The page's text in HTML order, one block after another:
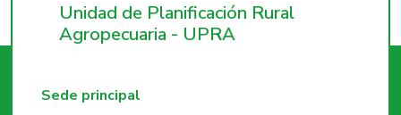
Unidad de Planificación Rural
Agropecuaria - UPRA
Sede principal